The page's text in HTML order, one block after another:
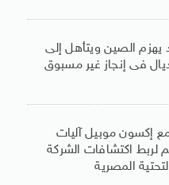
يهزم الصين ويتأهل إلى
فى إنجاز غير مسبوق
إكسون موبيل آليات
لربط اكتشافات الشركة
المصرية